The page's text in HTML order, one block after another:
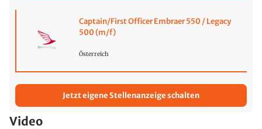
Captain/First Officer Embraer 550 / Legacy
500 (m/f)
Österreich
Jetzt eigene Stellenanzeige schalten
Video